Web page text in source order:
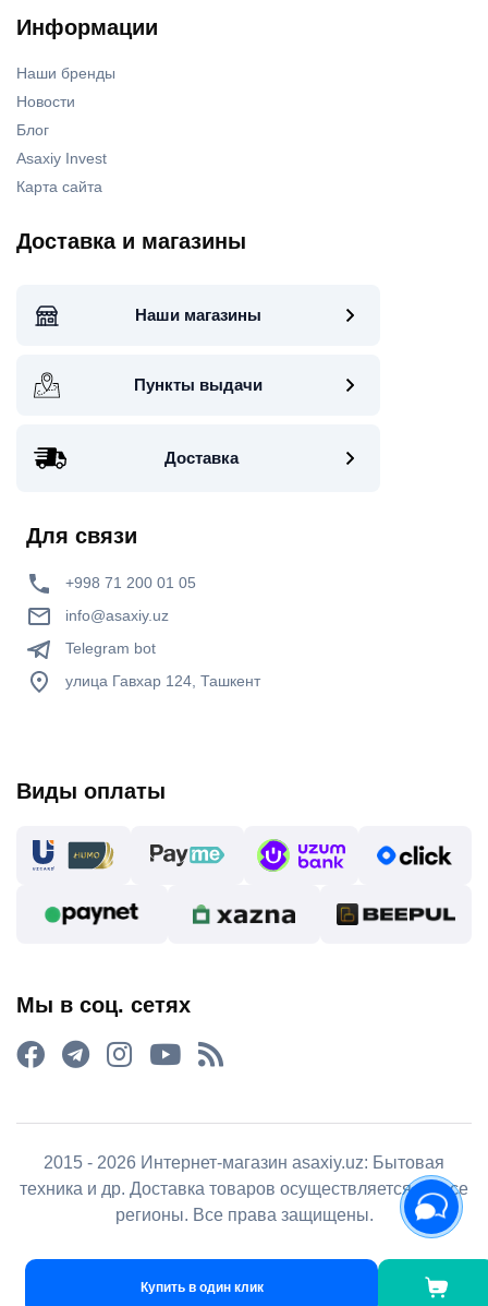
Купить в один клик
Информации
Наши бренды
Новости
Блог
Asaxiy Invest
Карта сайта
Доставка и магазины
Наши магазины
Пункты выдачи
Доставка
Для связи
+998 71 200 01 05
info@asaxiy.uz
Telegram bot
улица Гавхар 124, Ташкент
Виды оплаты
Мы в соц. сетях
2015 - 2026 Интернет-магазин asaxiy.uz: Бытовая
техника и др. Доставка товаров осуществляется во все
регионы. Все права защищены.